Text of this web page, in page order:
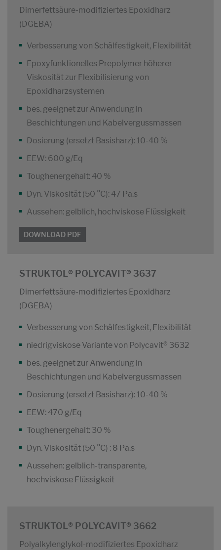
Dimerfettsäure-modifiziertes Epoxidharz
(DGEBA)
Verbesserung von Schälfestigkeit, Flexibilität
Epoxyfunktionelles Prepolymer höherer
Viskosität zur Flexibilisierung von
Epoxidharzsystemen
bes. geeignet zur Anwendung in
Beschichtungen und Kabelvergussmassen
Dosierung (ersetzt Basisharz): 10-40 %
EEW: 600 g/Eq
Toughenergehalt: 40 %
Dyn. Viskosität (50 °C): 47 Pa.s
Aussehen: gelblich, hochviskose Flüssigkeit
DOWNLOAD PDF
STRUKTOL® POLYCAVIT® 3637
Dimerfettsäure-modifiziertes Epoxidharz
(DGEBA)
Verbesserung von Schälfestigkeit, Flexibilität
niedrigviskose Variante von Polycavit® 3632
bes. geeignet zur Anwendung in
Beschichtungen und Kabelvergussmassen
Dosierung (ersetzt Basisharz): 10-40 %
EEW: 470 g/Eq
Toughenergehalt: 30 %
Dyn. Viskosität (50 °C) : 8 Pa.s
Aussehen: gelblich-transparente,
hochviskose Flüssigkeit
STRUKTOL® POLYCAVIT® 3662
Polyalkylenglykol-modifiziertes Epoxidharz